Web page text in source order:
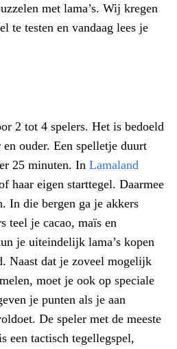
met lama’s. Wij kregen
te testen en vandaag lees je
2 tot 4 spelers. Het is bedoeld
ouder. Een spelletje duurt
25 minuten. In Lamaland
haar eigen starttegel. Daarmee
In die bergen ga je akkers
teel je cacao, maïs en
je uiteindelijk lama’s kopen
Naast dat je zoveel mogelijk
moet je ook op speciale
je punten als je aan
De speler met de meeste
een tactisch tegellegspel,